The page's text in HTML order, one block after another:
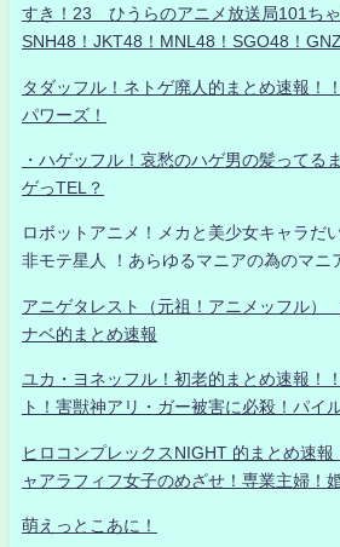
すき！23 ひうらのアニメ放送局101ち
SNH48！JKT48！MNL48！SGO48！
タダッフル！ネトゲ廃人的まとめ速報！
パワーズ！
・ハゲッフル！哀愁のハゲ男の髪ってる
ゲっTEL？
ロボットアニメ！メカと美少女キャラだ
非モテ星人 ！あらゆるマニアの為のマニ
アニゲタレスト（元祖！アニメッフル
ナベ的まとめ速報
ユカ・ヨネッフル！初老的まとめ速報！
ト！害獣神アリ・ガー被害に必殺！パイ
ヒロコンプレックスNIGHT 的まとめ速
ャアラフィフ女子のめざせ！専業主婦！
萌えっとこあに！